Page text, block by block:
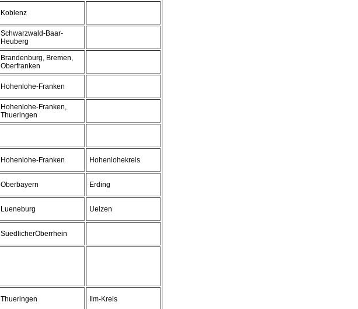
Koblenz
Schwarzwald-Baar-
Heuberg
Brandenburg, Bremen,
Oberfranken
Hohenlohe-Franken
Hohenlohe-Franken,
Thueringen
Hohenlohe-Franken Hohenlohekreis
Oberbayern Erding
Lueneburg Uelzen
SuedlicherOberrhein
Thueringen Ilm-Kreis